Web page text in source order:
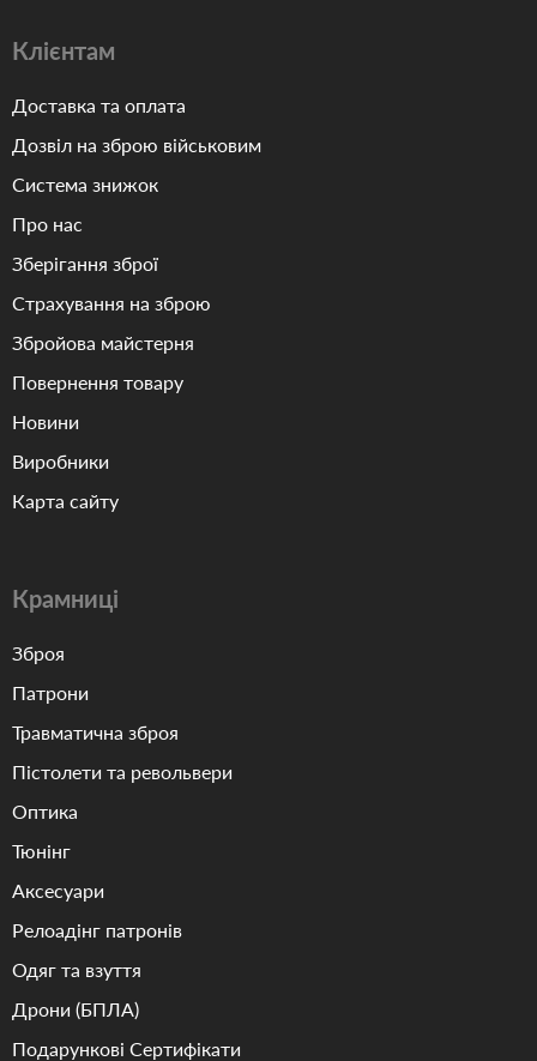
Клієнтам
Доставка та оплата
Дозвіл на зброю військовим
Система знижок
Про нас
Зберігання зброї
Страхування на зброю
Збройова майстерня
Повернення товару
Новини
Виробники
Карта сайту
Крамниці
Зброя
Патрони
Травматична зброя
Пістолети та револьвери
Оптика
Тюнінг
Аксесуари
Релоадінг патронів
Одяг та взуття
Дрони (БПЛА)
Подарункові Сертифікати